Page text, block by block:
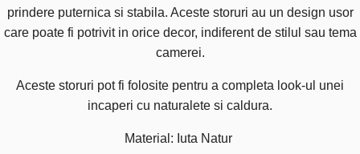
prindere puternica si stabila. Aceste storuri au un design usor
care poate fi potrivit in orice decor, indiferent de stilul sau tema
camerei.
Aceste storuri pot fi folosite pentru a completa look-ul unei
incaperi cu naturalete si caldura.
Material: Iuta Natur